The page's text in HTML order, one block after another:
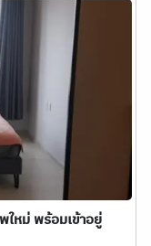
ใหม่ พร้อมเข้าอยู่